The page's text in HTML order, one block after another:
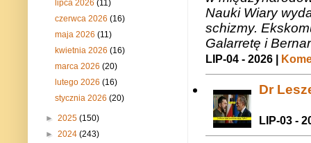
Nauki Wiary
schizmy.
Galarretę i
LIP-04 - 2026 |
Dr
LIP-03 -
lipca 2026(11)
czerwca 2026(16)
maja 2026(11)
kwietnia 2026(16)
marca 2026(20)
lutego 2026(16)
stycznia 2026(20)
► 2025 (150)
► 2024 (243)